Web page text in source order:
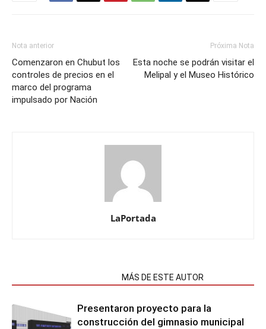
Nota anterior
Comenzaron en Chubut los
controles de precios en el
marco del programa
impulsado por Nación
Próxima Nota
Esta noche se podrán visitar el
Melipal y el Museo Histórico
LaPortada
MÁS DE ESTE AUTOR
Presentaron proyecto para la
construcción del gimnasio municipal